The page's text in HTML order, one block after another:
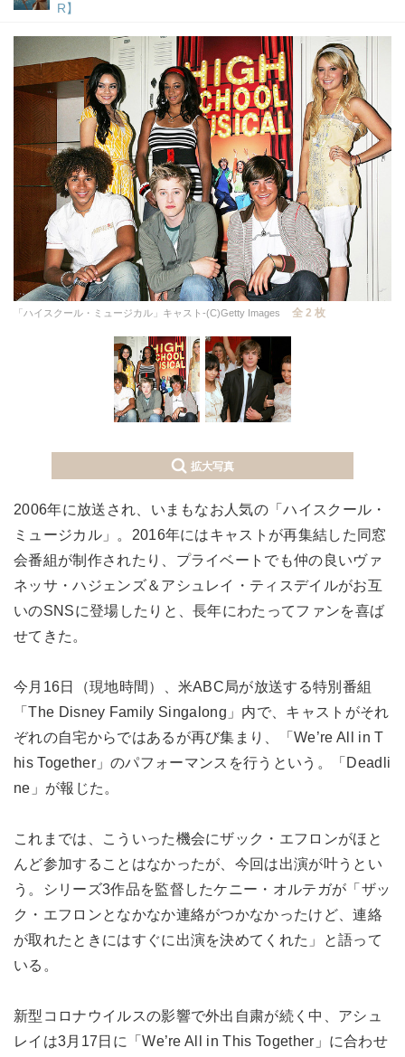
R】
「ハイスクール・ミュージカル」キャスト-(C)Getty Images 全 2 枚
拡大写真
2006年に放送され、いまもなお人気の「ハイスクール・
ミュージカル」。2016年にはキャストが再集結した同窓
会番組が制作されたり、プライベートでも仲の良いヴァ
ネッサ・ハジェンズ＆アシュレイ・ティスデイルがお互
いのSNSに登場したりと、長年にわたってファンを喜ば
せてきた。
今月16日（現地時間）、米ABC局が放送する特別番組
「The Disney Family Singalong」内で、キャストがそれ
ぞれの自宅からではあるが再び集まり、「We’re All in T
his Together」のパフォーマンスを行うという。「Deadli
ne」が報じた。
これまでは、こういった機会にザック・エフロンがほと
んど参加することはなかったが、今回は出演が叶うとい
う。シリーズ3作品を監督したケニー・オルテガが「ザッ
ク・エフロンとなかなか連絡がつかなかったけど、連絡
が取れたときにはすぐに出演を決めてくれた」と語って
いる。
新型コロナウイルスの影響で外出自粛が続く中、アシュ
レイは3月17日に「We’re All in This Together」に合わせ